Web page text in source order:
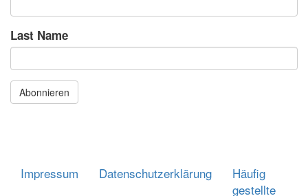
Last Name
Abonnieren
Footer
Impressum Datenschutzerklärung
Häufig
gestellte